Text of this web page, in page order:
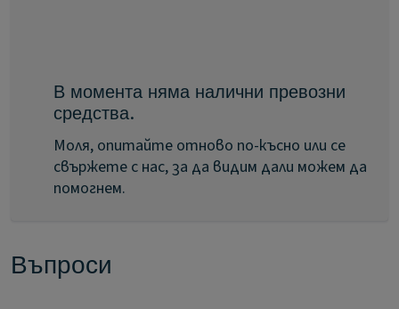
В момента няма налични превозни
средства.
Моля, опитайте отново по-късно или се
свържете с нас, за да видим дали можем да
помогнем.
Въпроси